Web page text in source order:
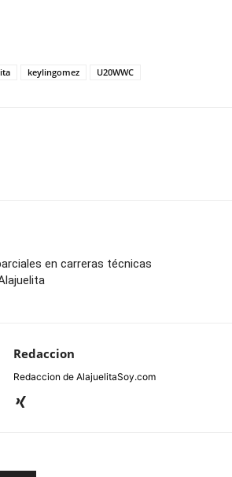
keylingomez U20WWC
en carreras técnicas
Redaccion
Redaccion de AlajuelitaSoy.com